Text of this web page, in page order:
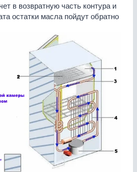
в возвратную часть контура и
остатки масла пойдут обратно